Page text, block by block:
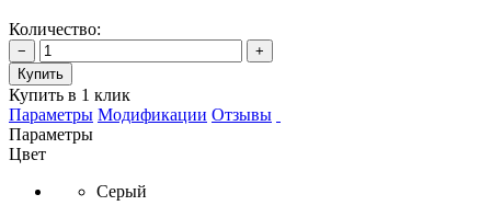
Количество:
−
+
Купить
Купить в 1 клик
Параметры Модификации Отзывы
Параметры
Цвет
Серый